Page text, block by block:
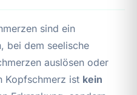
sind ein
bei dem seelische
auslösen oder
Kopfschmerz ist kein